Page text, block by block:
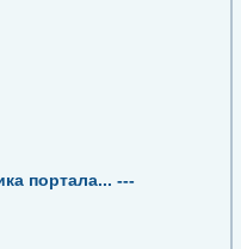
портала... ---